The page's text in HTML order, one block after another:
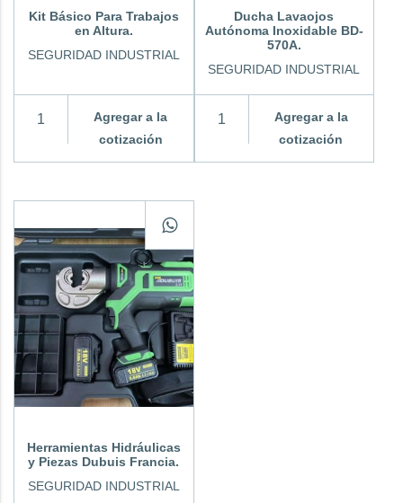
Kit Básico Para Trabajos
en Altura.
SEGURIDAD INDUSTRIAL
Agregar a la
cotización
Ducha Lavaojos
Autónoma Inoxidable BD-
570A.
SEGURIDAD INDUSTRIAL
Agregar a la
cotización
Herramientas Hidráulicas
y Piezas Dubuis Francia.
SEGURIDAD INDUSTRIAL